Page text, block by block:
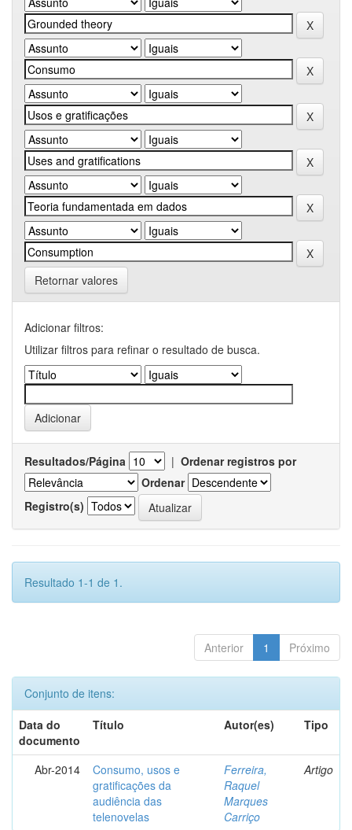
Retornar valores
Adicionar filtros:
Utilizar filtros para refinar o resultado de busca.
Resultados/Página | Ordenar registros por
Ordenar
Registro(s)
Resultado 1-1 de 1.
Anterior 1 Próximo
Conjunto de itens:
Data do
documento
Título Autor(es) Tipo
Abr-2014
Consumo, usos e
gratificações da
audiência das
telenovelas
Ferreira,
Raquel
Marques
Carriço
Artigo